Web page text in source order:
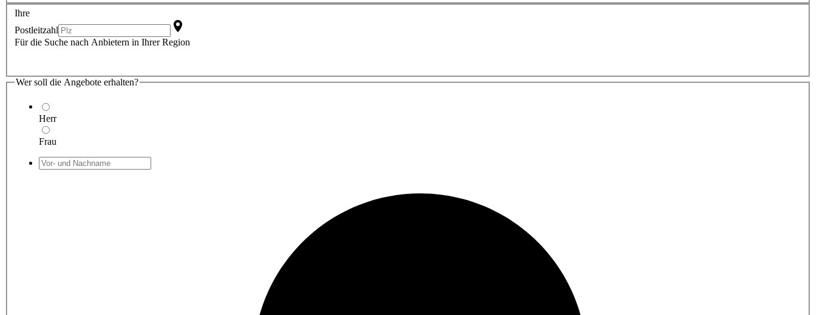
Ihre
Postleitzahl
Für die Suche nach Anbietern in Ihrer Region
Wer soll die Angebote erhalten?
Herr
Frau